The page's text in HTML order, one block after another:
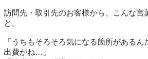
訪問先・取引先のお客様から、こんな言
と。
「うちもそろそろ気になる箇所があるん
出費がね…」